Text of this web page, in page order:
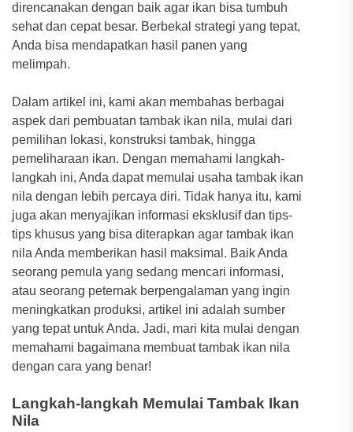
direncanakan dengan baik agar ikan bisa tumbuh
sehat dan cepat besar. Berbekal strategi yang tepat,
Anda bisa mendapatkan hasil panen yang
melimpah.
Dalam artikel ini, kami akan membahas berbagai
aspek dari pembuatan tambak ikan nila, mulai dari
pemilihan lokasi, konstruksi tambak, hingga
pemeliharaan ikan. Dengan memahami langkah-
langkah ini, Anda dapat memulai usaha tambak ikan
nila dengan lebih percaya diri. Tidak hanya itu, kami
juga akan menyajikan informasi eksklusif dan tips-
tips khusus yang bisa diterapkan agar tambak ikan
nila Anda memberikan hasil maksimal. Baik Anda
seorang pemula yang sedang mencari informasi,
atau seorang peternak berpengalaman yang ingin
meningkatkan produksi, artikel ini adalah sumber
yang tepat untuk Anda. Jadi, mari kita mulai dengan
memahami bagaimana membuat tambak ikan nila
dengan cara yang benar!
Langkah-langkah Memulai Tambak Ikan
Nila